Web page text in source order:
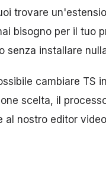
trovare
bisogno per il tuo
senza installare
cambiare TS
scelta, il
al nostro editor